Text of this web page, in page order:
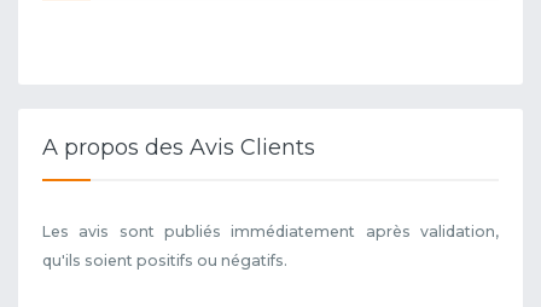
A propos des Avis Clients
Les avis sont publiés immédiatement après validation,
qu'ils soient positifs ou négatifs.